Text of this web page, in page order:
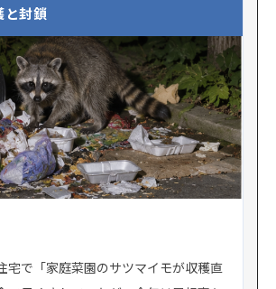
と封鎖
宅で「家庭菜園のサツマイモが収穫直